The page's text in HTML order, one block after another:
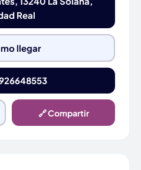
Real
llegar
🔗 Compartir